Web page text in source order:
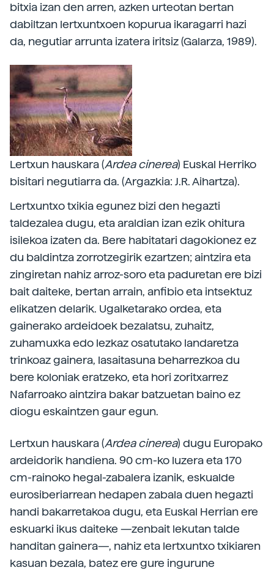
bitxia izan den arren, azken urteotan bertan
dabiltzan lertxuntxoen kopurua ikaragarri hazi
da, negutiar arrunta izatera iritsiz (Galarza, 1989).
Lertxun hauskara (Ardea cinerea) Euskal Herriko
bisitari negutiarra da. (Argazkia: J.R. Aihartza).
Lertxuntxo txikia egunez bizi den hegazti
taldezalea dugu, eta araldian izan ezik ohitura
isilekoa izaten da. Bere habitatari dagokionez ez
du baldintza zorrotzegirik ezartzen; aintzira eta
zingiretan nahiz arroz-soro eta paduretan ere bizi
bait daiteke, bertan arrain, anfibio eta intsektuz
elikatzen delarik. Ugalketarako ordea, eta
gainerako ardeidoek bezalatsu, zuhaitz,
zuhamuxka edo lezkaz osatutako landaretza
trinkoaz gainera, lasaitasuna beharrezkoa du
bere koloniak eratzeko, eta hori zoritxarrez
Nafarroako aintzira bakar batzuetan baino ez
diogu eskaintzen gaur egun.
Lertxun hauskara (Ardea cinerea) dugu Europako
ardeidorik handiena. 90 cm-ko luzera eta 170
cm-rainoko hegal-zabalera izanik, eskualde
eurosiberiarrean hedapen zabala duen hegazti
handi bakarretakoa dugu, eta Euskal Herrian ere
eskuarki ikus daiteke —zenbait lekutan talde
handitan gainera—, nahiz eta lertxuntxo txikiaren
kasuan bezala, batez ere gure ingurune